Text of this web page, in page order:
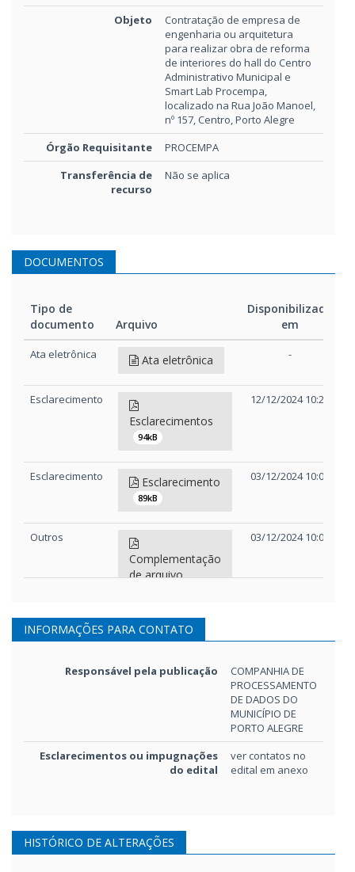
Objeto
Contratação de empresa de
engenharia ou arquitetura
para realizar obra de reforma
de interiores do hall do Centro
Administrativo Municipal e
Smart Lab Procempa,
localizado na Rua João Manoel,
nº 157, Centro, Porto Alegre
Órgão Requisitante
PROCEMPA
Transferência de
recurso
Não se aplica
DOCUMENTOS
Tipo de
documento
Arquivo
Disponibilizado
em
Tipo de
Ata eletrônica Ata eletrônica -
Esclarecimento
Esclarecimentos
94kB
12/12/2024 10:29
Esclarecimento Esclarecimento
89kB
03/12/2024 10:01
Outros
Complementação
de arquivo
03/12/2024 10:00
Edital e
anexos
Minuta de
22/11/2024
Termo de
22/11/2024
Orçamento-
base
Orçamento-
INFORMAÇÕES PARA CONTATO
Responsável pela publicação
COMPANHIA DE
PROCESSAMENTO
DE DADOS DO
MUNICÍPIO DE
PORTO ALEGRE
Esclarecimentos ou impugnações
do edital
ver contatos no
edital em anexo
HISTÓRICO DE ALTERAÇÕES